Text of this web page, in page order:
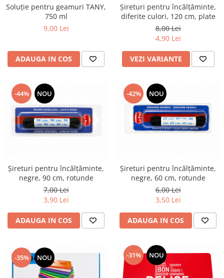
Soluție pentru geamuri TANY,
750 ml
9,00 Lei
ADAUGA IN COS
Șireturi pentru încălțăminte,
diferite culori, 120 cm, plate
8,00 Lei
4,90 Lei
VEZI VARIANTE
-44% NOU
Șireturi pentru încălțăminte,
negre, 90 cm, rotunde
7,00 Lei
3,90 Lei
ADAUGA IN COS
-42% NOU
Șireturi pentru încălțăminte,
negre, 60 cm, rotunde
6,00 Lei
3,50 Lei
ADAUGA IN COS
-35% NOU -31% NOU